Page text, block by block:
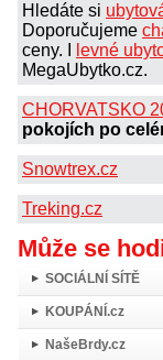
Hledáte si
Doporučujeme
ceny. I
levné
MegaUbytko.cz.
CHORVATSKO
pokojích po
Snowtrex.cz
Treking.cz
Může se
SOCIÁLNÍ SÍTĚ
KOUPÁNÍ.cz
NašeBrdy.cz